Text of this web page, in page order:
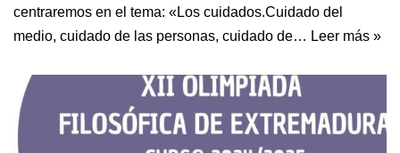
centraremos en el tema: «Los cuidados.Cuidado del
medio, cuidado de las personas, cuidado de… Leer más »